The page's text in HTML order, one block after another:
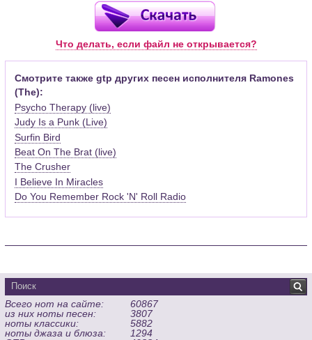
Для открытия нот этого формата Вам необходимо
установить у себя на рабочем компьютере программу Guitar
Pro (желательно, последней версии). Скачать её можно с
официального сайта программы (Скачать) или найти
Функционал программы:
Запись музыкальных произведений для гитары, бас-гитары,
банджо и множества других инструментов и ансамблей в
виде табулатур или нотной графики (при создании
табулатуры отображается соответствующая ей строчка с
нотами и наоборот);
Создание произведений для духовых, струнных, клавишных
и других музыкальных инструментов;
Интеграция текста песен в ноты и привязка его к нотам
Встроенный определитель и визуализатор аккордов для
Экспортирование музыкальных партитур в MIDI, ASCII,
MusicXML, WAV, PNG, PDF, GP5 (в Guitar Pro 6), подготовка к
печати;
Импортирование из MIDI, ASCII,MusicXML, Power Tab (.ptb),
TablEdit (.tef)
Что делать, если файл не открывается?
Смотрите также gtp других песен исполнителя Ramones
(The):
Psycho Therapy (live)
Judy Is a Punk (Live)
Surfin Bird
Beat On The Brat (live)
The Crusher
I Believe In Miracles
Do You Remember Rock 'N' Roll Radio
Всего нот на сайте:
60867
из них ноты песен:
3807
ноты классики:
5882
ноты джаза и блюза:
1294